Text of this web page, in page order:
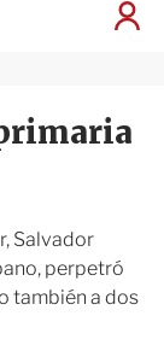
I
a
n
Salvador
perpetró
también a dos